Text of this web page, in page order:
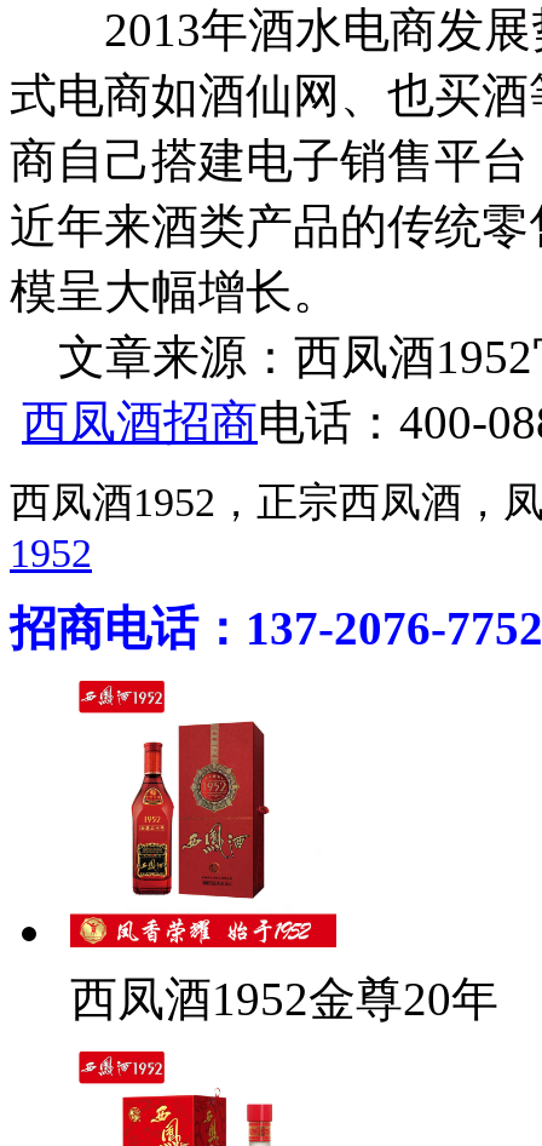
2013年酒水电商发展
式电商如酒仙网、也买
商自己搭建电子销售平
近年来酒类产品的传统
模呈大幅增长。
文章来源：西凤酒
西凤酒招商电话：400-
西凤酒1952，正宗西凤酒
1952
招商电话：137-2076-7752
西凤酒1952金尊20年